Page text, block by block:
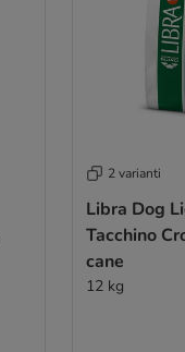
2 varianti
Libra Dog
Tacchino
cane
12 kg